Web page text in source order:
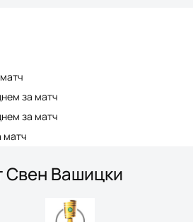
за матч
за матч
матч
Свен Вашицки